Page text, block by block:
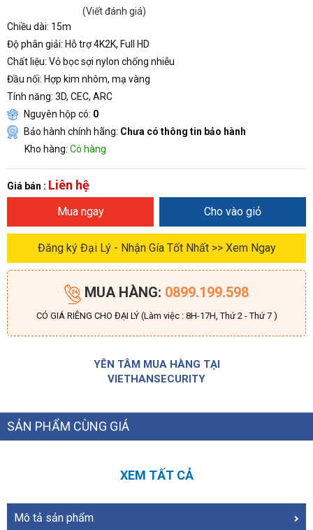
(Viết đánh giá)
Chiều dài: 15m
Độ phân giải: Hỗ trợ 4K2K, Full HD
Chất liệu: Vỏ bọc sợi nylon chống nhiễu
Đầu nối: Hợp kim nhôm, mạ vàng
Tính năng: 3D, CEC, ARC
Nguyên hộp có: 0
Bảo hành chính hãng: Chưa có thông tin bảo hành
Kho hàng: Có hàng
Giá bán : Liên hệ
Mua ngay Cho vào giỏ
Đăng ký Đại Lý - Nhận Gía Tốt Nhất >> Xem Ngay
MUA HÀNG: 0899.199.598
CÓ GIÁ RIÊNG CHO ĐẠI LÝ (Làm việc : 8H-17H, Thứ 2 - Thứ 7 )
YÊN TÂM MUA HÀNG TẠI
VIETHANSECURITY
SẢN PHẨM CÙNG GIÁ
XEM TẤT CẢ
Mô tả sản phẩm